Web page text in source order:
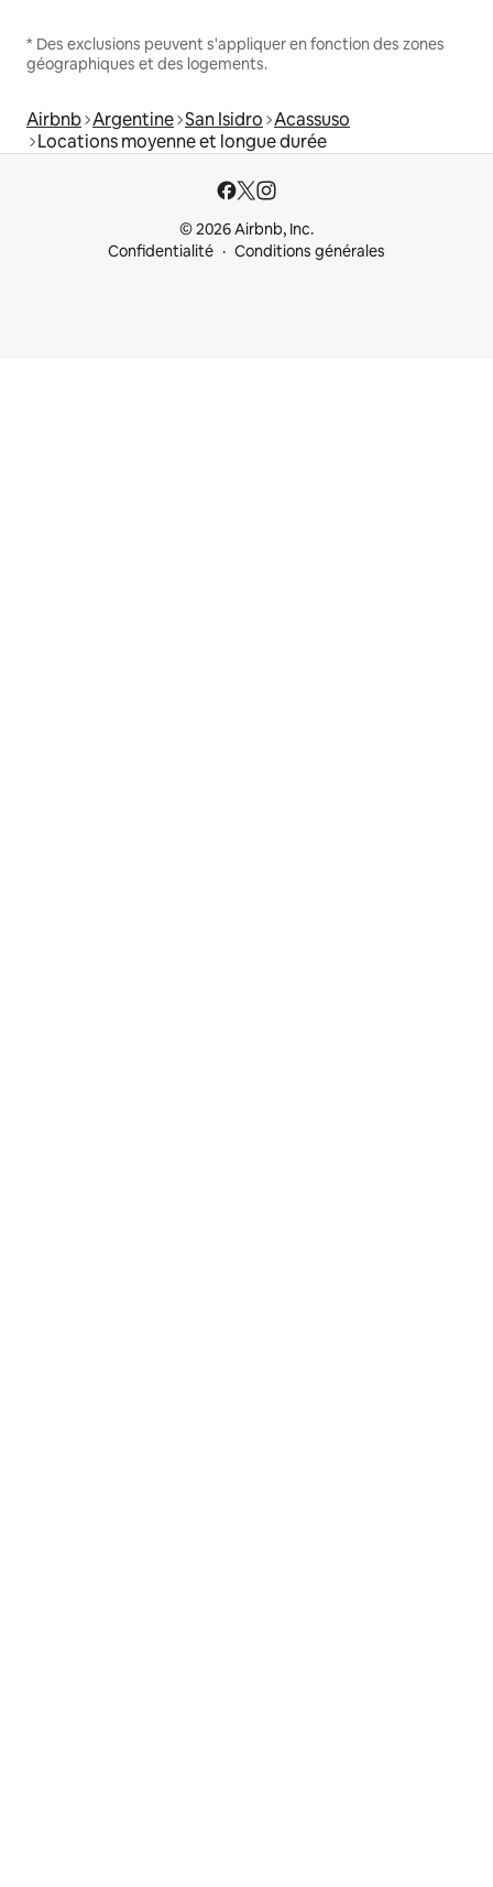
* Des exclusions peuvent s'appliquer en fonction des zones
géographiques et des logements.
Airbnb Argentine San Isidro Acassuso
Locations moyenne et longue durée
© 2026 Airbnb, Inc.
Confidentialité
Conditions générales